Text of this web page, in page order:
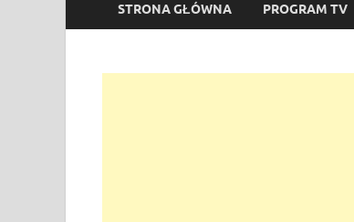
STRONA GŁÓWNA PROGRAM TV